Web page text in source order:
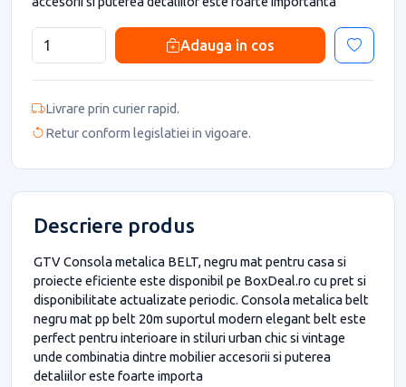
Adauga in cos
Livrare prin curier rapid.
Retur conform legislatiei in vigoare.
Descriere produs
GTV Consola metalica BELT, negru mat pentru casa si
proiecte eficiente este disponibil pe BoxDeal.ro cu pret si
disponibilitate actualizate periodic. Consola metalica belt
negru mat pp belt 20m suportul modern elegant belt este
perfect pentru interioare in stiluri urban chic si vintage
unde combinatia dintre mobilier accesorii si puterea
detaliilor este foarte importa